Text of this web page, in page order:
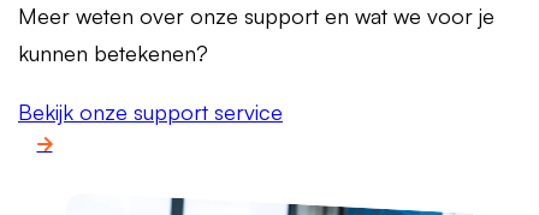
Meer weten over onze support en wat we voor je
kunnen betekenen?
Bekijk onze support service